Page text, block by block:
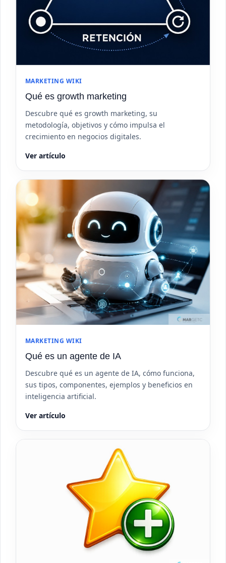
MARKETING WIKI
Qué es growth marketing
Descubre qué es growth marketing, su
metodología, objetivos y cómo impulsa el
crecimiento en negocios digitales.
Ver artículo
MARKETING WIKI
Qué es un agente de IA
Descubre qué es un agente de IA, cómo funciona,
sus tipos, componentes, ejemplos y beneficios en
inteligencia artificial.
Ver artículo